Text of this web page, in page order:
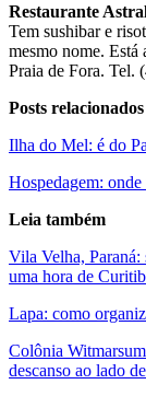
Restaurante
Tem sushibar e
mesmo nome.
Praia de Fora. Tel.
Posts relacionados
Ilha do Mel: é do
Hospedagem:
Leia também
Vila Velha, Paraná:
uma hora de
Lapa: como
Colônia
descanso ao lado